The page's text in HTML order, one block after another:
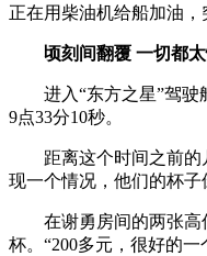
正在用柴油机给船加油，
顷刻间翻覆 一切都
进入“东方之星”驾驶
9点33分10秒。
距离这个时间之前的
现一个情况，他们的杯子
在谢勇房间的两张高
杯。“200多元，很好的